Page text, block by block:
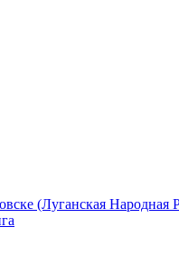
(Луганская Народная